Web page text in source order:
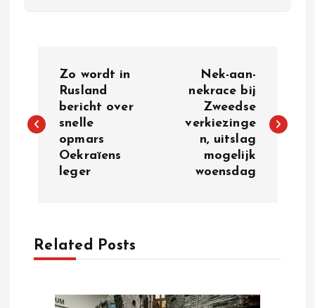
s
a
v
Zo wordt in
Rusland
bericht over
snelle
opmars
Oekraïens
leger
Nek-aan-
nekrace bij
Zweedse
verkiezinge
n, uitslag
mogelijk
woensdag
Related Posts